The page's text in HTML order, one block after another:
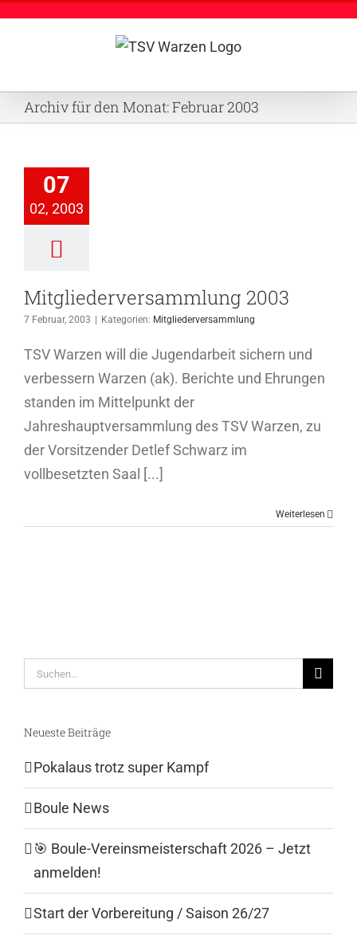
Archiv für den Monat:Februar 2003
07
02, 2003
Mitgliederversammlung 2003
7 Februar, 2003 Kategorien: Mitgliederversammlung
TSV Warzen will die Jugendarbeit sichern und
verbessern Warzen (ak). Berichte und Ehrungen
standen im Mittelpunkt der
Jahreshauptversammlung des TSV Warzen, zu
der Vorsitzender Detlef Schwarz im
vollbesetzten Saal [...]
Weiterlesen
Suche
nach:
Neueste Beiträge
Pokalaus trotz super Kampf
Boule News
🎯 Boule-Vereinsmeisterschaft 2026 – Jetzt
anmelden!
Start der Vorbereitung / Saison 26/27